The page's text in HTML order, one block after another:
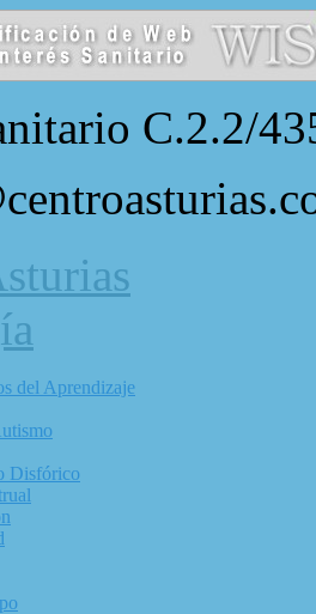
C.2.2/
del Aprendizaje
Disfórico